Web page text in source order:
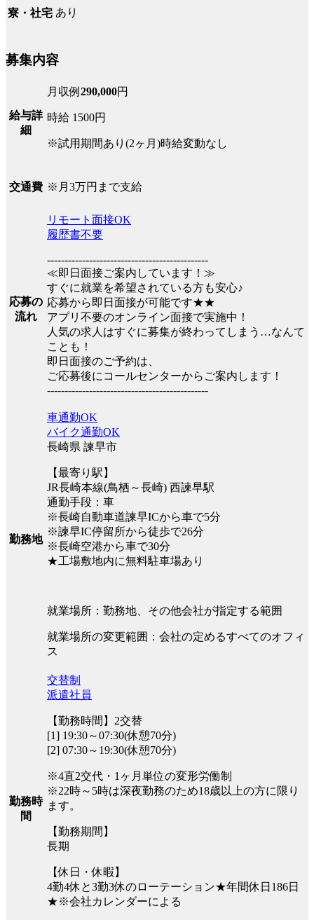
寮・社宅 あり
募集内容
給与詳
細
月収例 290,000円
時給 1500円
※試用期間あり(2ヶ月)時給変動なし
交通費 ※月3万円まで支給
応募の
流れ
リモート面接OK
履歴書不要
----------------------------------------------
≪即日面接ご案内しています！≫
すぐに就業を希望されている方も安心♪
応募から即日面接が可能です★★
アプリ不要のオンライン面接で実施中！
人気の求人はすぐに募集が終わってしまう…なんて
ことも！
即日面接のご予約は、
ご応募後にコールセンターからご案内します！
----------------------------------------------
勤務地
車通勤OK
バイク通勤OK
長崎県 諫早市
【最寄り駅】
JR長崎本線(鳥栖～長崎) 西諫早駅
通勤手段：車
※長崎自動車道諫早ICから車で5分
※諫早IC停留所から徒歩で26分
※長崎空港から車で30分
★工場敷地内に無料駐車場あり
就業場所：勤務地、その他会社が指定する範囲
就業場所の変更範囲：会社の定めるすべてのオフィ
ス
勤務時
間
交替制
派遣社員
【勤務時間】2交替
[1] 19:30～07:30(休憩70分)
[2] 07:30～19:30(休憩70分)
※4直2交代・1ヶ月単位の変形労働制
※22時～5時は深夜勤務のため18歳以上の方に限り
ます。
【勤務期間】
長期
【休日・休暇】
4勤4休と3勤3休のローテーション★年間休日186日
★※会社カレンダーによる